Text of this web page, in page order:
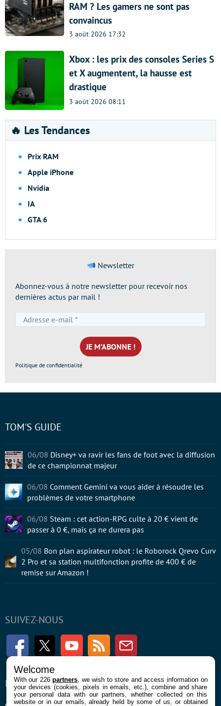
RAM ? Les gamers ne sont pas
convaincus
3 août 2026 17:32
Xbox : les prix des consoles Series S
et X augmentent, la hausse est
drastique
3 août 2026 08:11
🔥 Les Tendances
Prix RAM
Apple iPhone
Nvidia
IA
GTA 6
Newsletter
Abonnez-vous à notre newsletter pour recevoir nos
dernières actus par mail !
e-
mail
*
Politique de confidentialité
SUIVEZ-NOUS
FacebookTwitter Youtube RSS Newsletter
ENTREPRISE À PROPOS
TOM'S GUIDE
06/08 Disney+ va ravir les fans de foot avec la diffusion
de ce championnat majeur
06/08 Comment Gemini va vous aider à résoudre les
problèmes de votre smartphone
06/08 Steam : cet action-RPG culte à 20 € vient de
passer à 0 €, mais ça ne durera pas
05/08 Bon plan aspirateur robot : le Roborock Qrevo Curv
2 Pro et sa station multifonction profite de 400 € de
remise sur Amazon !
Welcome
With our 226partners , we wish to store and access information on
your devices (cookies, pixels in emails, etc.), combine and share
your personal data with our partners, whether collected on this
website or in our emails, already held by some of us, or obtained